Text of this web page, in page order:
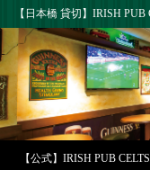
【日本橋 貸切】IRISH
【公式】IRISH PUB